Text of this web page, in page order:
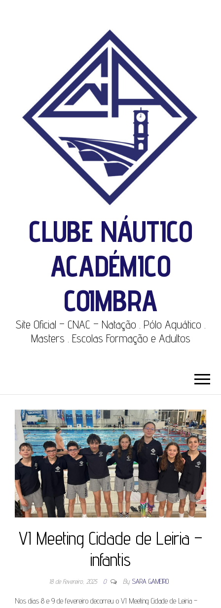
CLUBE NÁUTICO
ACADÉMICO
COIMBRA
Site Oficial – CNAC – Natação . Pólo Aquático .
Masters . Escolas Formação e Adultos
VI Meeting Cidade de Leiria –
infantis
18 de Fevereiro, 2025 0 By SARA GAMEIRO
Nos dias 8 e 9 de fevereiro decorreu o VI Meeting Cidade de Leiria –